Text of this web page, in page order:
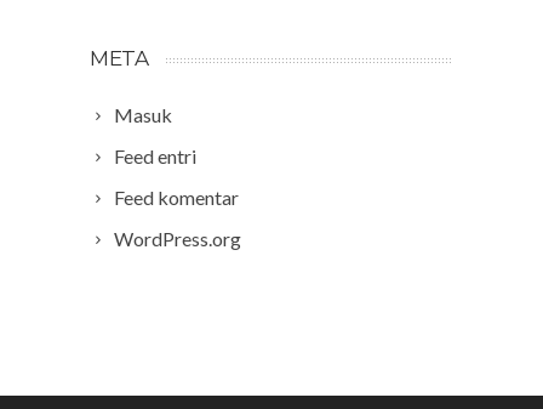
META
Masuk
Feed entri
Feed komentar
WordPress.org